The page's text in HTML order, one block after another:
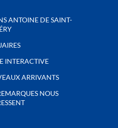
ANTOINE DE SAINT-
INTERACTIVE
ARRIVANTS
NOUS